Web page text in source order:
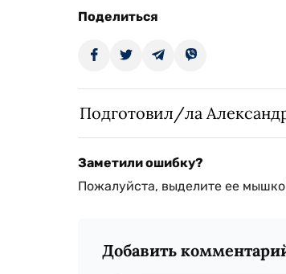
Поделиться
Подготовил/ла
Заметили ошибку?
Пожалуйста, выделите ее
Добавить